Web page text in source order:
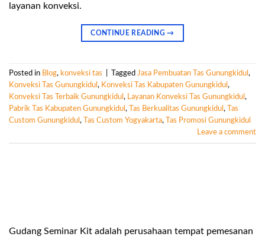
layanan konveksi.
CONTINUE READING→
Posted in Blog, konveksi tas Tagged Jasa Pembuatan Tas Gunungkidul ,
Konveksi Tas Gunungkidul , Konveksi Tas Kabupaten Gunungkidul ,
Konveksi Tas Terbaik Gunungkidul , Layanan Konveksi Tas Gunungkidul ,
Pabrik Tas Kabupaten Gunungkidul , Tas Berkualitas Gunungkidul ,
Tas
Custom Gunungkidul , Tas Custom Yogyakarta,
Tas Promosi Gunungkidul
Leave a comment
Gudang Seminar Kit adalah perusahaan tempat pemesanan